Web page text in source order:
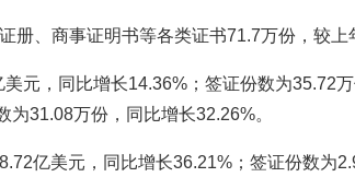
、商事证明书等各类证书71.7万份，较上
元，同比增长14.36%；签证份数为35.72
31.08万份，同比增长32.26%。
亿美元，同比增长36.21%；签证份数为